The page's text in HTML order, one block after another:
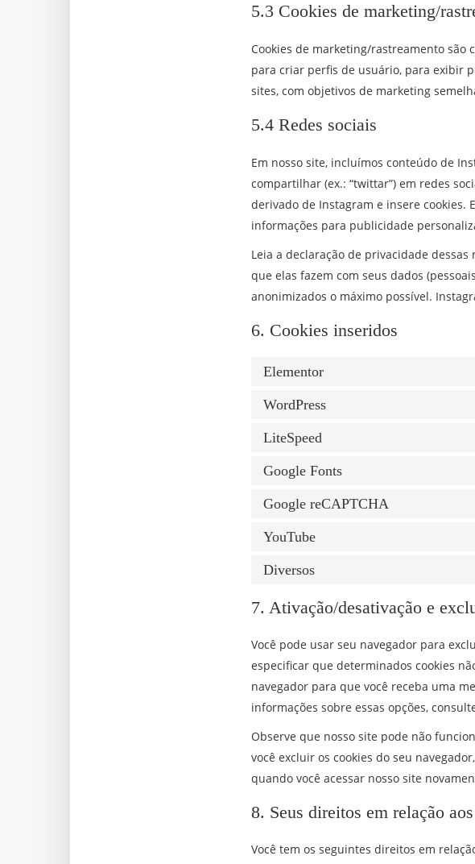
5.3 Cookies de marketing/
Cookies de marketing/rastreamento são
para criar perfis de usuário, para exibir
sites, com objetivos de marketing
5.4 Redes sociais
Em nosso site, incluímos conteúdo de
compartilhar (ex.: “twittar”) em redes
derivado de Instagram e insere cookies.
informações para publicidade
Leia a declaração de privacidade
que elas fazem com seus dados
anonimizados o máximo possível.
6. Cookies inseridos
Elementor
WordPress
LiteSpeed
Google Fonts
Google reCAPTCHA
YouTube
Diversos
7. Ativação/desativação e
Você pode usar seu navegador para
especificar que determinados cookies
navegador para que você receba uma
informações sobre essas opções,
Observe que nosso site pode não
você excluir os cookies do seu
quando você acessar nosso site
8. Seus direitos em relação
Você tem os seguintes direitos em